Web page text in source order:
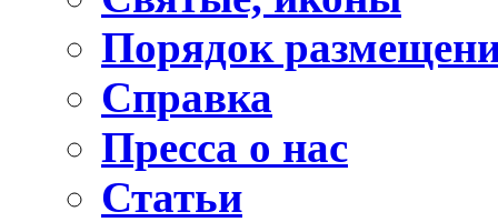
Порядок
Справка
Пресса о нас
Статьи